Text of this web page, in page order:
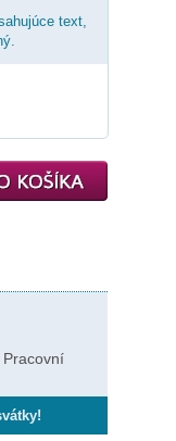
text,
Pracovní